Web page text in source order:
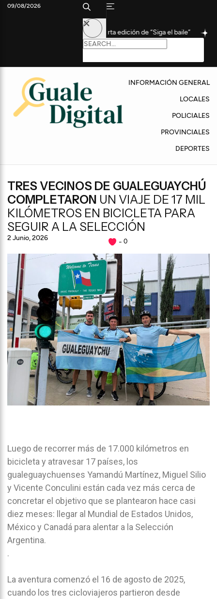
participaron de la cuarta edición de “Siga el baile” Coudet,
09/08/2026
INFORMACIÓN GENERAL
LOCALES
POLICIALES
PROVINCIALES
DEPORTES
TRES VECINOS DE GUALEGUAYCHÚ
COMPLETARON UN VIAJE DE 17 MIL
KILÓMETROS EN BICICLETA PARA
SEGUIR A LA SELECCIÓN
2 Junio, 2026 0
Luego de recorrer más de 17.000 kilómetros en
bicicleta y atravesar 17 países, los
gualeguaychuenses Yamandú Martínez, Miguel Silio
y Vicente Conculini están cada vez más cerca de
concretar el objetivo que se plantearon hace casi
diez meses: llegar al Mundial de Estados Unidos,
México y Canadá para alentar a la Selección
Argentina.
.
La aventura comenzó el 16 de agosto de 2025,
cuando los tres cicloviajeros partieron desde